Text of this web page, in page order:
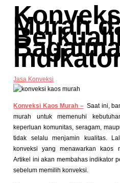
Murah
Jasa Konveksi
Konveksi Kaos Murah –Saat ini,
murah untuk memenuhi
keperluan komunitas, seragam,
tidak selalu menjamin kualitas.
konveksi yang menawarkan kaos
Artikel ini akan membahas indikator
sebelum memilih konveksi.